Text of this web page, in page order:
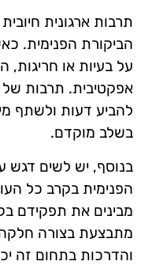
תרבות ארגונית
הביקורת הפנימית.
על בעיות או חריגות,
אפקטיבית. תרבות של
להביע דעות ולשתף
בשלב מוקדם.
בנוסף, יש לשים דגש
הפנימית בקרב כל
מבינים את תפקידם
מתבצעת בצורה
והדרכות בתחום זה